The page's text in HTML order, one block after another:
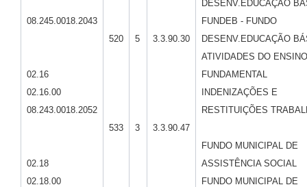
08.245.0018.2043
02.16
02.16.00
08.243.0018.2052
02.18
02.18.00
520
533
5
3
3.3.90.30
3.3.90.47
DESENV.EDUCAÇÃO
FUNDEB - FUNDO
DESENV.EDUCAÇÃO
ATIVIDADES DO ENSINO
FUNDAMENTAL
INDENIZAÇÕES E
RESTITUIÇÕES
FUNDO MUNICIPAL DE
ASSISTÊNCIA SOCIAL
FUNDO MUNICIPAL DE